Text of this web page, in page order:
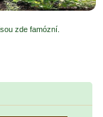
zde famózní.